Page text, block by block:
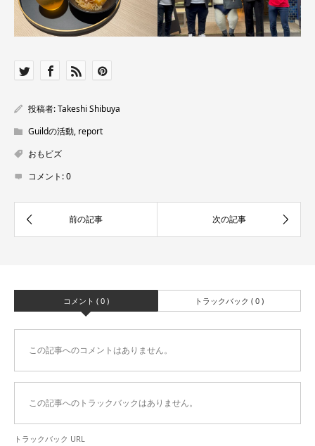
投稿者:Takeshi Shibuya
Guildの活動, report
おもビズ
コメント:0
コメント ( 0 ) トラックバック ( 0 )
この記事へのコメントはありません。
この記事へのトラックバックはありません。
トラックバック URL